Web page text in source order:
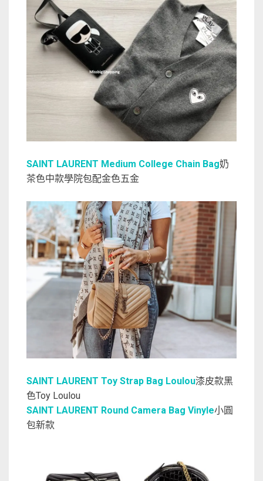
SAINT LAURENT Medium College Chain Bag奶
茶色中款學院包配金色五金
SAINT LAURENT Toy Strap Bag Loulou漆皮款黑
色Toy Loulou
SAINT LAURENT Round Camera Bag Vinyle小圓
包新款